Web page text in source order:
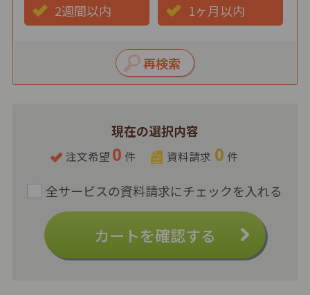
現在の選択内容
注文希望 0 件 資料請求 0 件
カートを確認する
2週間以内 1ヶ月以内